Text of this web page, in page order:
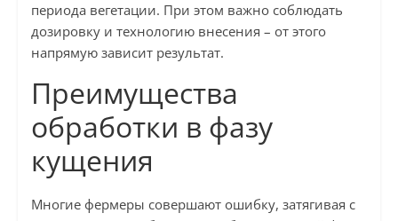
периода вегетации. При этом важно соблюдать
дозировку и технологию внесения – от этого
напрямую зависит результат.
Преимущества
обработки в фазу
кущения
Многие фермеры совершают ошибку, затягивая с